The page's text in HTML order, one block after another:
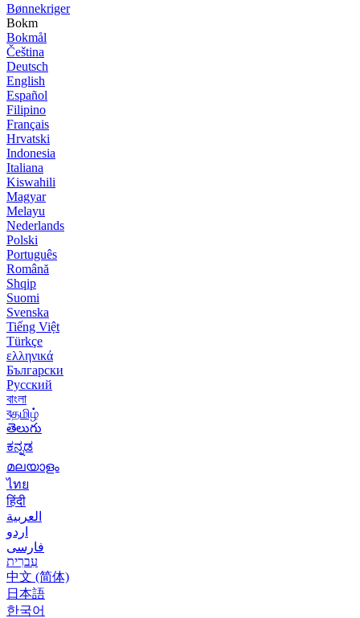
Bønne­kriger
Bokm
Bokmål
Čeština
Deutsch
English
Español
Filipino
Français
Hrvatski
Indonesia
Italiana
Kiswahili
Magyar
Melayu
Nederlands
Polski
Português
Română
Shqip
Suomi
Svenska
Tiếng Việt
Türkçe
ελληνικά
Български
Русский
বাংলা
বதமிழ்
తెలుగు
ಕನ್ನಡ
മലയാളം
ไทย
हिंदी
العربية
اردو
فارسی
עִברִית
中文 (简体)
日本語
한국어